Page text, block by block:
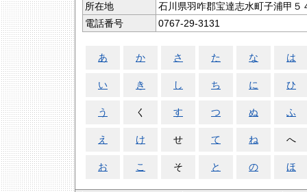
所在地
石川県羽咋郡宝達志水町子浦甲５
電話番号
0767-29-3131
あ か さ た な は
い き し ち に ひ
う く す つ ぬ ふ
え け せ て ね へ
お こ そ と の ほ